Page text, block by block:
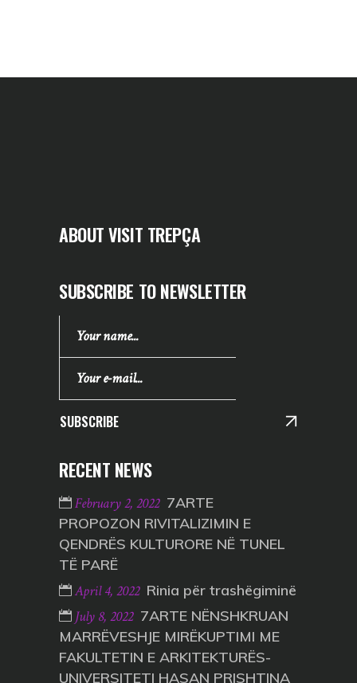
ABOUT VISIT TREPÇA
SUBSCRIBE TO NEWSLETTER
SUBSCRIBE
RECENT NEWS
February 2, 2022 7ARTE
PROPOZON RIVITALIZIMIN E
QENDRËS KULTURORE NË TUNEL
TË PARË
April 4, 2022 Rinia për trashëgiminë
July 8, 2022 7ARTE NËNSHKRUAN
MARRËVESHJE MIRËKUPTIMI ME
FAKULTETIN E ARKITEKTURËS-
UNIVERSITETI HASAN PRISHTINA